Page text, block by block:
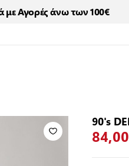
Αγορές άνω των 100€
90's